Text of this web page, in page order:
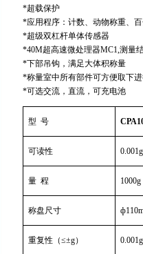
*超载保护
*应用程序：计数、动物称重、
*超级双杠杆单体传感器
*40M超高速微处理器MC1,测量
*下部吊钩，满足大体积称量
*称量室中所有部件可方便取下
*可选交流，直流，可充电池
型 号
可读性 0.001g
量 程 1000g
称盘尺寸
重复性（≤±g） 0.001g